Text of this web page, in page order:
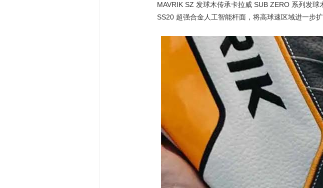
MAVRIK SZ 发球木传承卡拉威 SUB ZERO 系列发球
SS20 超强合金人工智能杆面，将高球速区域进一步